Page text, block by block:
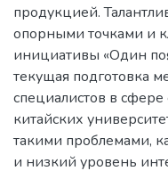
продукцией.
опорными точками и
инициативы «Один
текущая подготовка
специалистов в сфере
китайских
такими проблемами,
и низкий уровень